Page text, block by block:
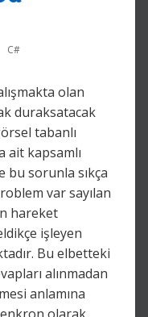
C#
olan
duraksatacak
tabanlı
ait kapsamlı
bu sorunla sıkça
var sayılan
hareket
işleyen
Bu elbetteki
alınmadan
anlamına